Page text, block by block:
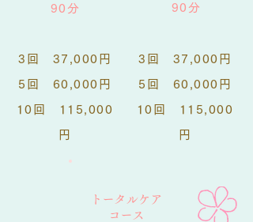
90分 90分
3回 37,000円
5回 60,000円
10回 115,000
円
3回 37,000円
5回 60,000円
10回 115,000
円
トータルケア
コース